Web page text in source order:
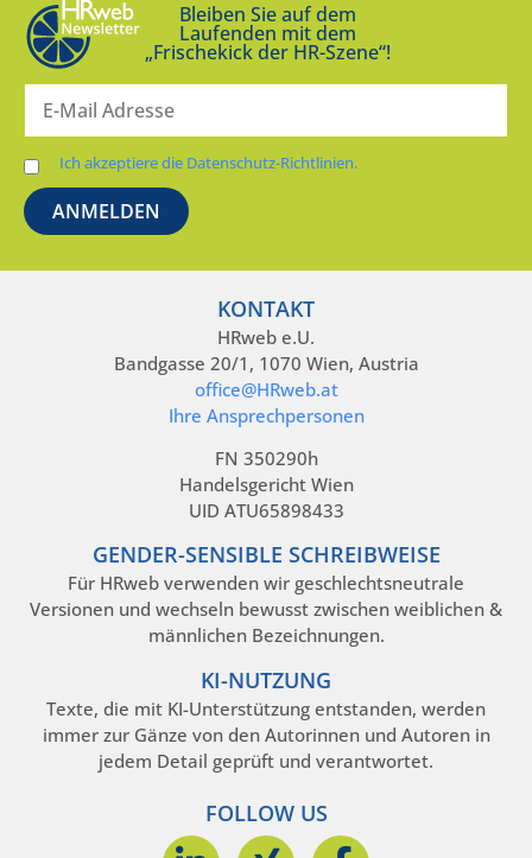
Bleiben Sie auf dem
Laufenden mit dem
„Frischekick der HR-Szene“!
Ich akzeptiere die Datenschutz-Richtlinien.
KONTAKT
HRweb e.U.
Bandgasse 20/1, 1070 Wien, Austria
office@HRweb.at
Ihre Ansprechpersonen
FN 350290h
Handelsgericht Wien
UID ATU65898433
GENDER-SENSIBLE SCHREIBWEISE
Für HRweb verwenden wir geschlechtsneutrale
Versionen und wechseln bewusst zwischen weiblichen &
männlichen Bezeichnungen.
KI-NUTZUNG
Texte, die mit KI-Unterstützung entstanden, werden
immer zur Gänze von den Autorinnen und Autoren in
jedem Detail geprüft und verantwortet.
FOLLOW US